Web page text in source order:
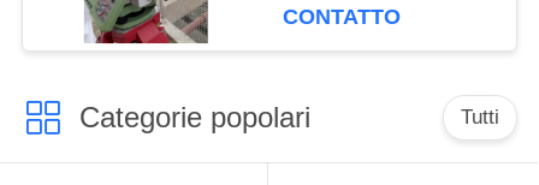
CONTATTO
Categorie popolari Tutti